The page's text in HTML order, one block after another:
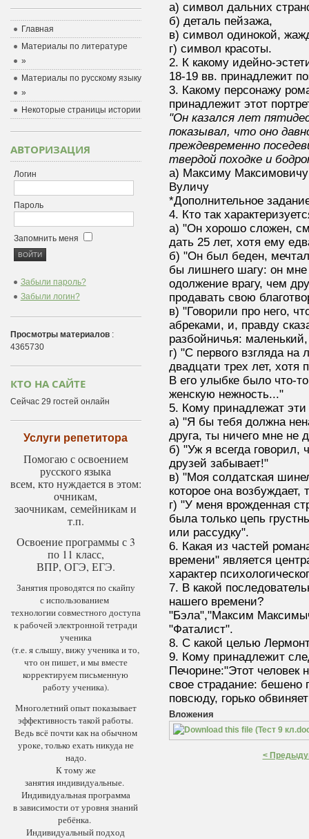
а) символ дальних
б) деталь пейзажа,
в) символ одинокой,
г) символ красоты.
2. К какому идейно-
18-19 вв. принадлежит
3. Какому персонажу
принадлежит этот
"Он казался лет
показывал, что оно
преждевременно
твердой походке и
а) Максиму
Вуличу
*Дополнительное
4. Кто так
а) "Он хорошо сложен,
дать 25 лет, хотя ему
б) "Он был беден,
бы лишнего шагу: он мне
одолжение врагу, чем
продавать свою
в) "Говорили про него,
абреками, и, правду
разбойничья:
г) "С первого взгляда
двадцати трех лет, хотя
В его улыбке было что-
женскую нежность..."
5. Кому принадлежат эти
а) "Я бы тебя должна
друга, ты ничего мне не
б) "Уж я всегда говорил,
друзей забывает!"
в) "Моя солдатская
которое она
г) "У меня врожденная
была только цепь
или рассудку".
6. Какая из частей
времени" является
характер
7. В какой
нашего времени?
"Бэла","Максим
"Фаталист".
8. С какой целью
9. Кому принадлежит
Печорине:"Этот человек
свое страдание: бешено
повсюду, горько
Вложения
<
Главная
Материалы по литературе
»
Материалы по русскому языку
»
Некоторые страницы истории
АВТОРИЗАЦИЯ
Логин
Пароль
Запомнить меня
Забыли пароль?
Забыли логин?
Просмотры материалов:
4365730
КТО НА САЙТЕ
Сейчас 29 гостей онлайн
Услуги репетитора
Помогаю с освоением
русского языка
всем, кто нуждается в этом:
очникам,
заочникам, семейникам и
т.п.
Освоение программы с 3
по 11 класс,
ВПР, ОГЭ, ЕГЭ.
Занятия проводятся по скайпу
с использованием
технологии совместного доступа
к рабочей электронной тетради
ученика
(т.е. я слышу, вижу ученика и то,
что он пишет, и мы вместе
корректируем письменную
работу ученика).
Многолетний опыт показывает
эффективность такой работы.
Ведь всё почти как на обычном
уроке, только ехать никуда не
надо.
К тому же
занятия индивидуальные.
Индивидуальная программа
в зависимости от уровня знаний
ребёнка.
Индивидуальный подход